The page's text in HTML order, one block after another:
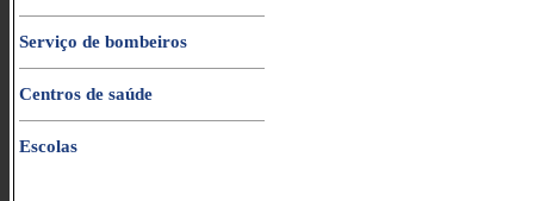
Serviço de bombeiros
Centros de saúde
Escolas